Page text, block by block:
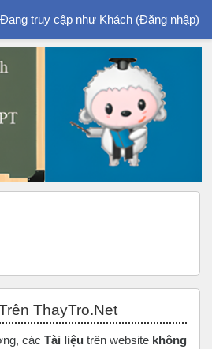
Đang truy cập như Khách (Đăng nhập)
ThayTro.Net
các Tài liệu trên website không